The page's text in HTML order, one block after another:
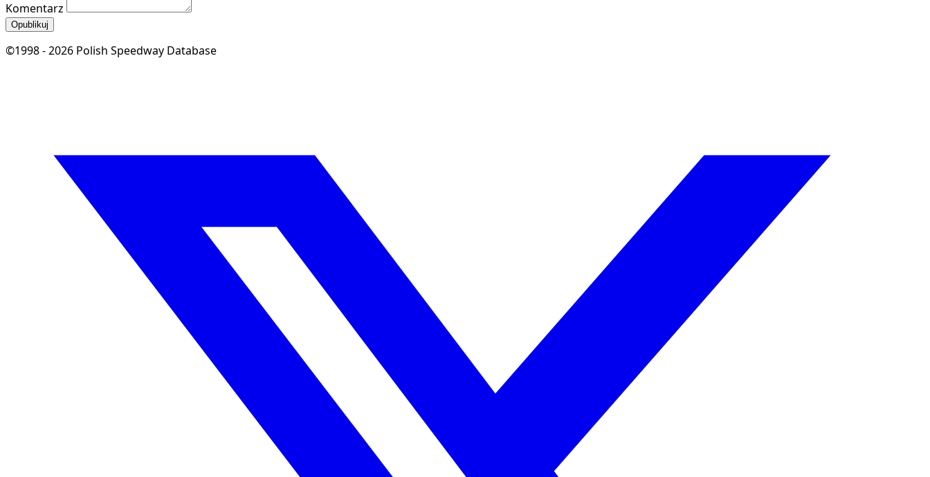
Komentarz
Opublikuj
©1998 - 2026 Polish Speedway Database